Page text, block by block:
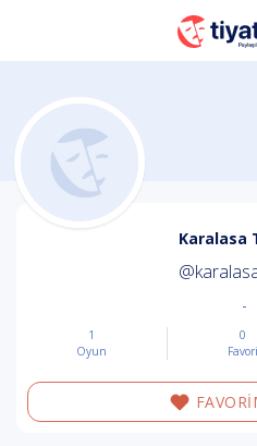
Karalasa
-
1
Oyun
0
Favori